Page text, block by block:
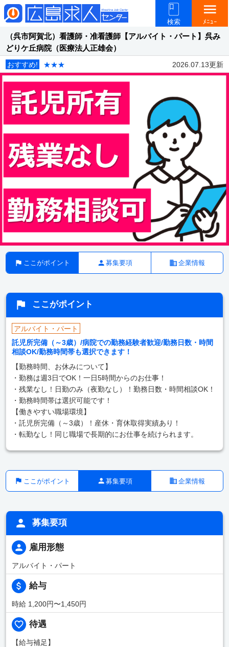
検索
menu
ﾒﾆｭｰ
（呉市阿賀北）看護師・准看護師【アルバイト・パート】呉み
どりケ丘病院（医療法人正雄会）
おすすめ! ★★★ 2026.07.13更新
ここがポイント 募集要項 企業情報
ここがポイント
アルバイト・パート
託児所完備（～3歳）/病院での勤務経験者歓迎/勤務日数・時間
相談OK/勤務時間帯も選択できます！
【勤務時間、お休みについて】
・勤務は週3日でOK！一日5時間からのお仕事！
・残業なし！日勤のみ（夜勤なし）！勤務日数・時間相談OK！
・勤務時間帯は選択可能です！
【働きやすい職場環境】
・託児所完備（～3歳）！産休・育休取得実績あり！
・転勤なし！同じ職場で長期的にお仕事を続けられます。
ここがポイント 募集要項 企業情報
募集要項
雇用形態
アルバイト・パート
給与
時給 1,200円〜1,450円
待遇
【給与補足】